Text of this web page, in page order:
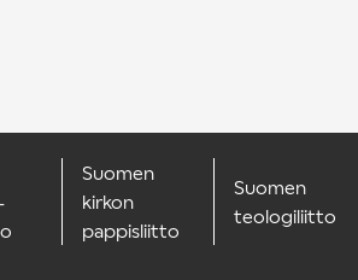
Suomen
kirkon
pappisliitto
Suomen
teologiliitto